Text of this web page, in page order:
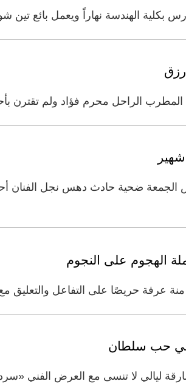
الهندسة نهاراً ويعمل بائع تين
المطرب الراحل محرم فؤاد ولم تقترن
ضحية حادث دهس نجل الفنان
الهجوم على النجوم
عرفة حريصًا على التفاعل والتعليق مع
ليالي لا تنسى مع العرض الفني